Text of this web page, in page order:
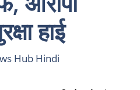
हाई
Hub Hindi